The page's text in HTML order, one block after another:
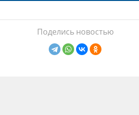
Поделись новостью